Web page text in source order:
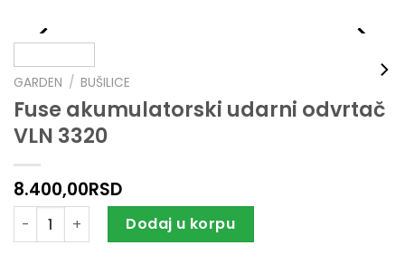
GARDEN / BUŠILICE
Fuse akumulatorski udarni odvrtač
VLN 3320
8.400,00RSD
Fuse akumulatorski udarni odvrtač VLN 3320 količina
Dodaj u korpu